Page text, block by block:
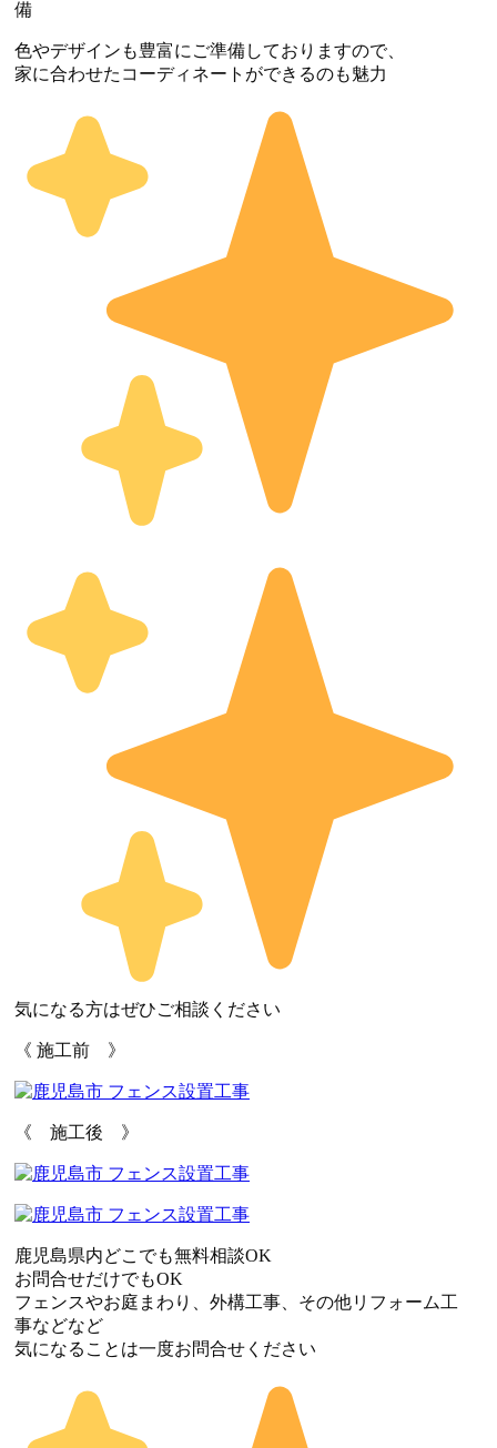
備
色やデザインも豊富にご準備しておりますので、
家に合わせたコーディネートができるのも魅力
気になる方はぜひご相談ください
《 施工前 》
《 施工後 》
鹿児島県内どこでも無料相談OK
お問合せだけでもOK
フェンスやお庭まわり、外構工事、その他リフォーム工
事などなど
気になることは一度お問合せください